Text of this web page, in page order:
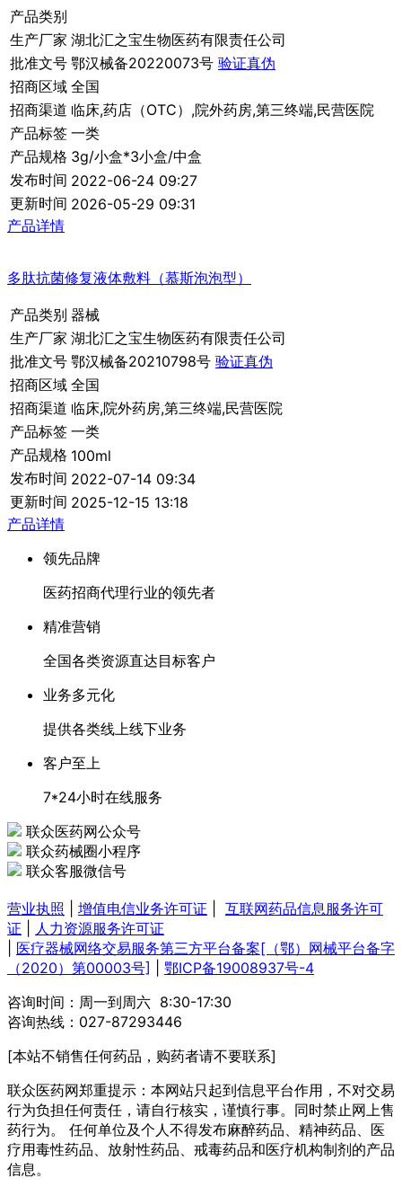
产品类别
生产厂家 湖北汇之宝生物医药有限责任公司
批准文号 鄂汉械备20220073号 验证真伪
招商区域 全国
招商渠道 临床,药店（OTC）,院外药房,第三终端,民营医院
产品标签 一类
产品规格 3g/小盒*3小盒/中盒
发布时间 2022-06-24 09:27
更新时间 2026-05-29 09:31
产品详情
多肽抗菌修复液体敷料（慕斯泡泡型）
产品类别 器械
生产厂家 湖北汇之宝生物医药有限责任公司
批准文号 鄂汉械备20210798号 验证真伪
招商区域 全国
招商渠道 临床,院外药房,第三终端,民营医院
产品标签 一类
产品规格 100ml
发布时间 2022-07-14 09:34
更新时间 2025-12-15 13:18
产品详情
领先品牌
医药招商代理行业的领先者
精准营销
全国各类资源直达目标客户
业务多元化
提供各类线上线下业务
客户至上
7*24小时在线服务
联众医药网公众号
联众药械圈小程序
联众客服微信号
营业执照 增值电信业务许可证
互联网药品信息服务许可
证
人力资源服务许可证
医疗器械网络交易服务第三方平台备案[（鄂）网械平台备字
（2020）第00003号]
鄂ICP备19008937号-4
咨询时间：周一到周六 8:30-17:30
咨询热线：027-87293446
[本站不销售任何药品，购药者请不要联系]
联众医药网郑重提示：本网站只起到信息平台作用，不对交易
行为负担任何责任，请自行核实，谨慎行事。同时禁止网上售
药行为。 任何单位及个人不得发布麻醉药品、精神药品、医
疗用毒性药品、放射性药品、戒毒药品和医疗机构制剂的产品
信息。